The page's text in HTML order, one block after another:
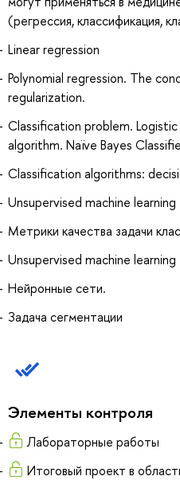
(регрессия, классификация,
Linear regression
Polynomial regression. The
regularization.
Classification problem.
algorithm. Naïve Bayes
Classification algorithms:
Unsupervised machine
Метрики качества задачи
Unsupervised machine
Нейронные сети.
Задача сегментации
Элементы контроля
Лабораторные работы
Итоговый проект в